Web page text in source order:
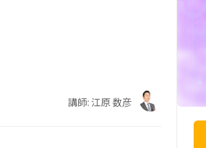
講師: 江原 数彦